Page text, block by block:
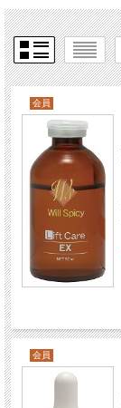
会員
会員